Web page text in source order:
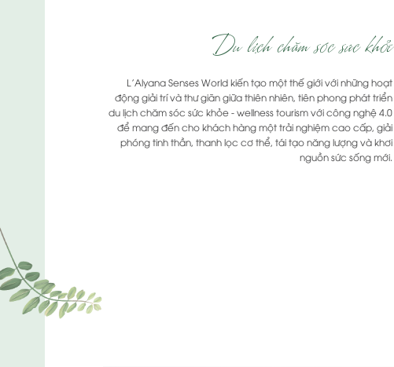
Du lịch chăm sóc sức khỏe
L'Alyana Senses World kiến tạo một thế giới với những hoạt
động giải trí và thư giãn giữa thiên nhiên, tiên phong phát triển
du lịch chăm sóc sức khỏe - wellness tourism với công nghệ 4.0
để mang đến cho khách hàng một trải nghiệm cao cấp, giải
phóng tinh thần, thanh lọc cơ thể, tái tạo năng lượng và khơi
nguồn sức sống mới.